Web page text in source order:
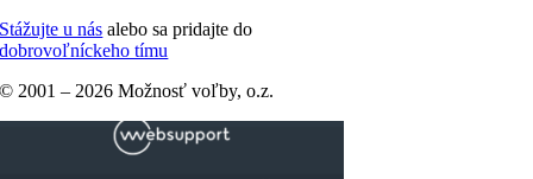
Stážujte u nás alebo sa pridajte do
dobrovoľníckeho tímu
© 2001 – 2026 Možnosť voľby, o.z.